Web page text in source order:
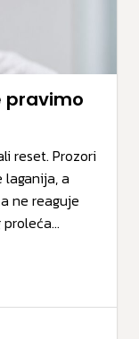
pravimo
reset. Prozori
laganija, a
ne reaguje